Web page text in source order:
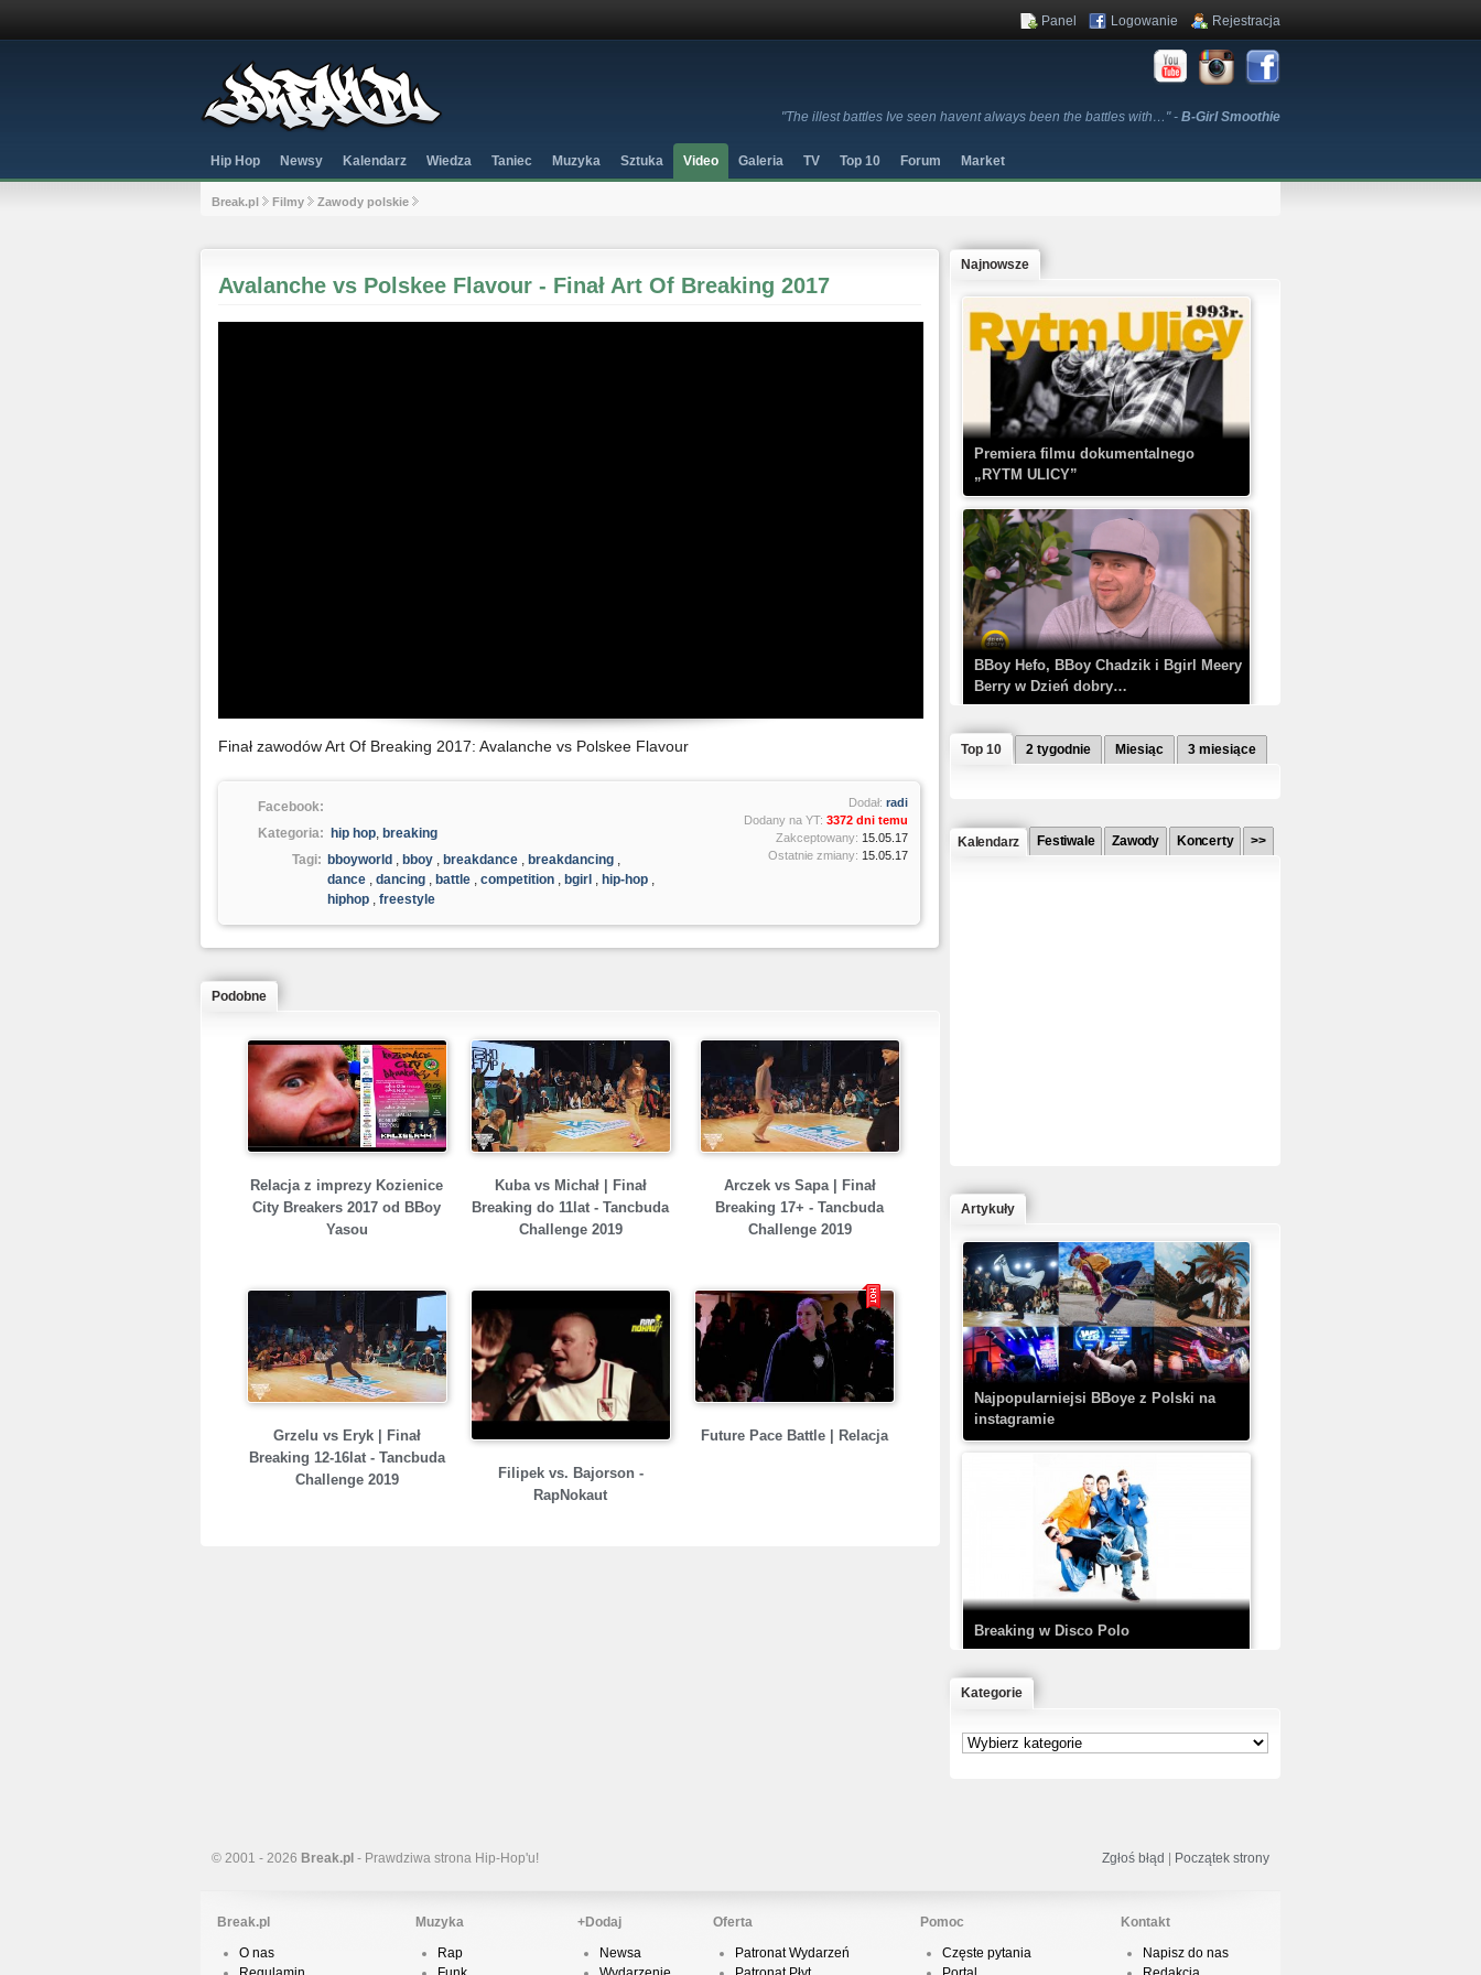
"The illest battles Ive seen havent always been the battles with…" - B-Girl Smoothie
Panel Logowanie Rejestracja
Hip Hop Newsy Kalendarz Wiedza Taniec Muzyka Sztuka Video Galeria TV Top 10 Forum Market
Break.pl Filmy Zawody polskie
Avalanche vs Polskee Flavour - Finał Art Of Breaking 2017
Finał zawodów Art Of Breaking 2017: Avalanche vs Polskee Flavour
Facebook:
Kategoria:
hip hop, breaking
Tagi: bboyworld , bboy , breakdance , breakdancing ,
dance , dancing , battle , competition , bgirl , hip-hop ,
hiphop , freestyle
Dodał: radi
Dodany na YT: 3372 dni temu
Zakceptowany: 15.05.17
Ostatnie zmiany: 15.05.17
Podobne
Relacja z imprezy Kozienice
City Breakers 2017 od BBoy
Yasou
Kuba vs Michał | Finał
Breaking do 11lat - Tancbuda
Challenge 2019
Arczek vs Sapa | Finał
Breaking 17+ - Tancbuda
Challenge 2019
Grzelu vs Eryk | Finał
Breaking 12-16lat - Tancbuda
Challenge 2019
Filipek vs. Bajorson -
RapNokaut
Future Pace Battle | Relacja
Najnowsze
Premiera filmu dokumentalnego
„RYTM ULICY”
BBoy Hefo, BBoy Chadzik i Bgirl Meery
Berry w Dzień dobry…
Kaczorex w najnowszym klipie: HRYPA
– Kobieta z walizką
TEDE & SIR MICH - KICKDOWN /
DISCO NOIR
Prod. Chubeats, Scratch:…
KrisBo - Cienie
Top 10 2 tygodnie Miesiąc 3 miesiące
Kalendarz Festiwale Zawody Koncerty >>
Artykuły
Najpopularniejsi BBoye z Polski na
instagramie
Breaking w Disco Polo
Kategorie
© 2001 - 2026 Break.pl - Prawdziwa strona Hip-Hop'u! Zgłoś błąd | Początek strony
Break.pl
O nas
Muzyka
Rap
+Dodaj
Newsa
Oferta
Patronat Wydarzeń
Pomoc
Częste pytania
Kontakt
Napisz do nas